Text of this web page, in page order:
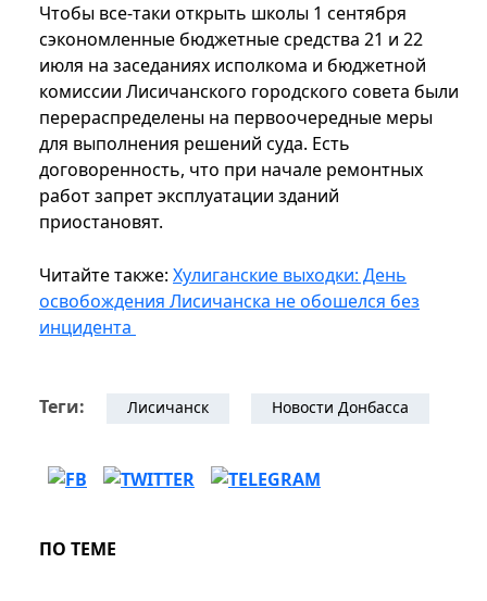
Чтобы все-таки открыть школы 1 сентября
сэкономленные бюджетные средства 21 и 22
июля на заседаниях исполкома и бюджетной
комиссии Лисичанского городского совета были
перераспределены на первоочередные меры
для выполнения решений суда. Есть
договоренность, что при начале ремонтных
работ запрет эксплуатации зданий
приостановят.
Читайте также: Хулиганские выходки: День
освобождения Лисичанска не обошелся без
инцидента
Теги: Лисичанск Новости Донбасса
ПО ТЕМЕ